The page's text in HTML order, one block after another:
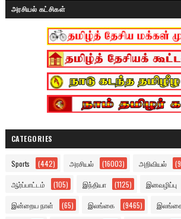
அரசியல் கட்சிகள்
CATEGORIES
Sports (442) அரசியல் (16003) அறிவியல்
ஆர்ப்பாட்டம் (105) இந்தியா (1125) இனவழிப்பு
இன்றைய நாள் (65) இலங்கை (9465)